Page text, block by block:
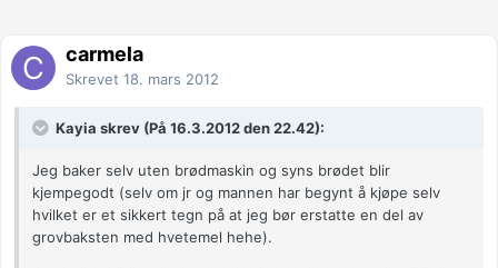
carmela
Skrevet 18. mars 2012
Kayia skrev (På 16.3.2012 den 22.42):
Jeg baker selv uten brødmaskin og syns brødet blir
kjempegodt (selv om jr og mannen har begynt å kjøpe selv
hvilket er et sikkert tegn på at jeg bør erstatte en del av
grovbaksten med hvetemel hehe).